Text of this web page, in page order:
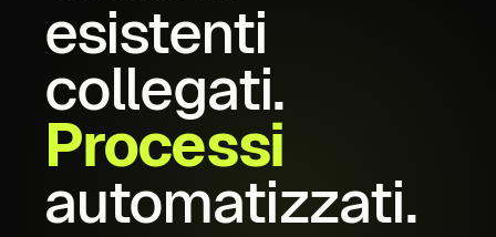
esistenti
collegati.
Processi
automatizzati.